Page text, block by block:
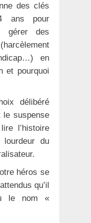
des clés
ans pour
gérer des
en
et pourquoi
délibéré
le suspense
l’histoire
du
héros se
qu’il
le nom «